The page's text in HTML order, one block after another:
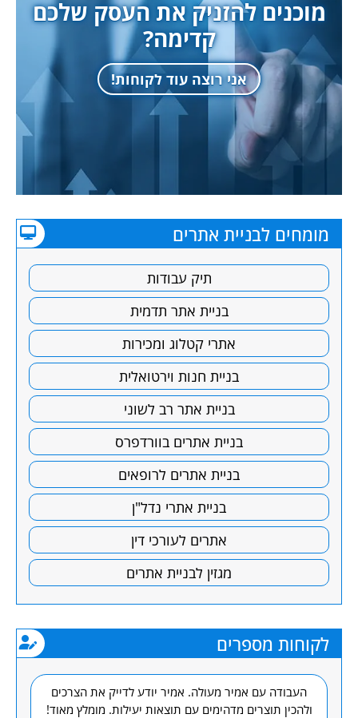
מוכנים להזניק את העסק שלכם
קדימה?
אני רוצה עוד לקוחות!
מומחים לבניית אתרים
תיק עבודות
בניית אתר תדמית
אתרי קטלוג ומכירות
בניית חנות וירטואלית
בניית אתר רב לשוני
בניית אתרים בוורדפרס
בניית אתרים לרופאים
בניית אתרי נדל"ן
אתרים לעורכי דין
מגזין לבניית אתרים
לקוחות מספרים
העבודה עם אמיר מעולה. אמיר יודע לדייק את הצרכים
ולהכין תוצרים מדהימים עם תוצאות יעילות. מומלץ מאוד!